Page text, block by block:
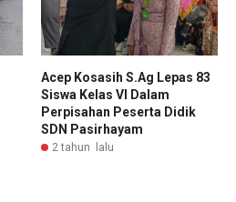
Acep Kosasih S.Ag Lepas 83
Siswa Kelas VI Dalam
Perpisahan Peserta Didik
SDN Pasirhayam
2 tahun lalu